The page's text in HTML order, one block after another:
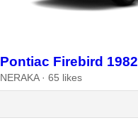
Pontiac Firebird 1982
NERAKA · 65 likes